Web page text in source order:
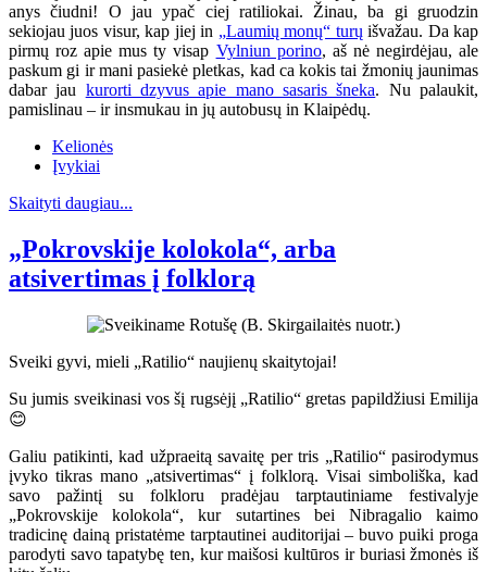
anys čiudni! O jau ypač ciej ratiliokai. Žinau, ba gi gruodzin
sekiojau juos visur, kap jiej in „Laumių monų“ turų išvažau. Da kap
pirmų roz apie mus ty visap Vylniun porino, aš nė negirdėjau, ale
paskum gi ir mani pasiekė pletkas, kad ca kokis tai žmonių jaunimas
dabar jau kurorti dzyvus apie mano sasaris šneka. Nu palaukit,
pamislinau – ir insmukau in jų autobusų in Klaipėdų.
Kelionės
Įvykiai
Skaityti daugiau...
„Pokrovskije kolokola“, arba
atsivertimas į folklorą
Sveiki gyvi, mieli „Ratilio“ naujienų skaitytojai!
Su jumis sveikinasi vos šį rugsėjį „Ratilio“ gretas papildžiusi Emilija
😊
Galiu patikinti, kad užpraeitą savaitę per tris „Ratilio“ pasirodymus
įvyko tikras mano „atsivertimas“ į folklorą. Visai simboliška, kad
savo pažintį su folkloru pradėjau tarptautiniame festivalyje
„Pokrovskije kolokola“, kur sutartines bei Nibragalio kaimo
tradicinę dainą pristatėme tarptautinei auditorijai – buvo puiki proga
parodyti savo tapatybę ten, kur maišosi kultūros ir buriasi žmonės iš